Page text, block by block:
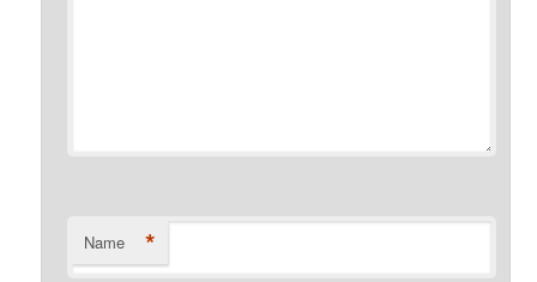
Name *